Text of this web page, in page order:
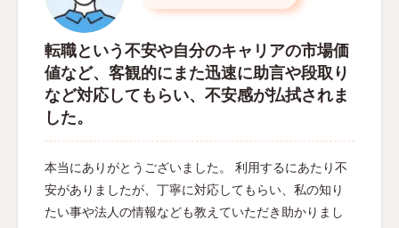
転職という不安や自分のキャリアの市場価
値など、客観的にまた迅速に助言や段取り
など対応してもらい、不安感が払拭されま
した。
本当にありがとうございました。 利用するにあたり不
安がありましたが、丁寧に対応してもらい、私の知り
たい事や法人の情報なども教えていただき助かりまし